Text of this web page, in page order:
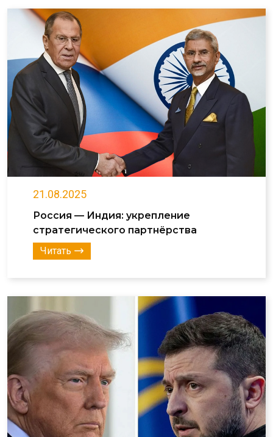
21.08.2025
Россия — Индия: укрепление
стратегического партнёрства
Читать